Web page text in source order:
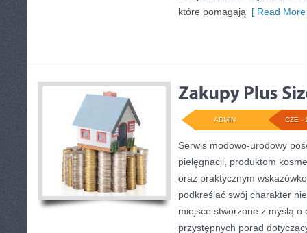
które pomagają [ Read
CZE -
ADMIN
Serwis modowo-urodowy
pielęgnacji, produktom
oraz praktycznym
podkreślać swój charakter
miejsce stworzone z myślą o
przystępnych porad